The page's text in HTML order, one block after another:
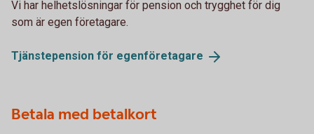
Vi har helhetslösningar för pension och trygghet för dig
som är egen företagare.
Tjänstepension för egenföretagare
Betala med betalkort